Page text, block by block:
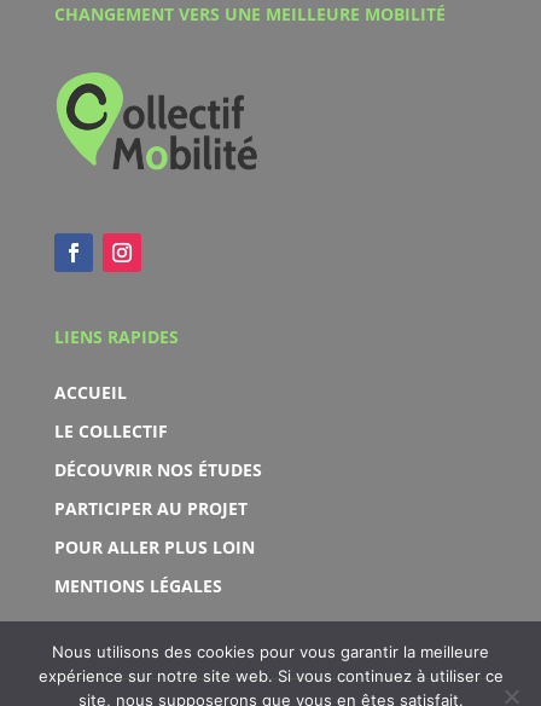
CHANGEMENT VERS UNE MEILLEURE MOBILITÉ
LIENS RAPIDES
ACCUEIL
LE COLLECTIF
DÉCOUVRIR NOS ÉTUDES
PARTICIPER AU PROJET
POUR ALLER PLUS LOIN
MENTIONS LÉGALES
Nous utilisons des cookies pour vous garantir la meilleure
expérience sur notre site web. Si vous continuez à utiliser ce
site, nous supposerons que vous en êtes satisfait.